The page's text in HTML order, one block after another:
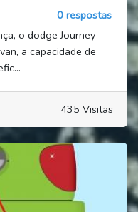
0 respostas
o dodge Journey
a capacidade de
435 Visitas